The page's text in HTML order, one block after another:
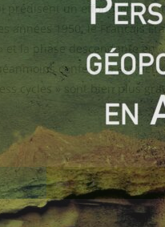
prédisent un effondrement
années 1950, le Français
la phase descendante en
conférer à ces
cycles » sont bien plus
1